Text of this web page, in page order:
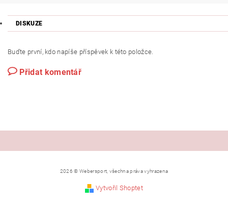
DISKUZE
Buďte první, kdo napíše příspěvek k této položce.
Přidat komentář
2026 © Webersport, všechna práva vyhrazena
Vytvořil Shoptet